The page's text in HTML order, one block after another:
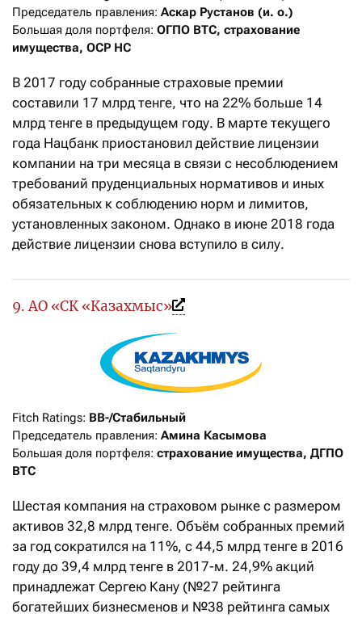
Председатель правления: Аскар Рустанов (и. о.)
Большая доля портфеля: ОГПО ВТС, страхование
имущества, ОСР НС
В 2017 году собранные страховые премии
составили 17 млрд тенге, что на 22% больше 14
млрд тенге в предыдущем году. В марте текущего
года Нацбанк приостановил действие лицензии
компании на три месяца в связи с несоблюдением
требований пруденциальных нормативов и иных
обязательных к соблюдению норм и лимитов,
установленных законом. Однако в июне 2018 года
действие лицензии снова вступило в силу.
9. АО «СК «Казахмыс»
Fitch Ratings: BB-/Стабильный
Председатель правления: Амина Касымова
Большая доля портфеля: страхование имущества, ДГПО
ВТС
Шестая компания на страховом рынке с размером
активов 32,8 млрд тенге. Объём собранных премий
за год сократился на 11%, с 44,5 млрд тенге в 2016
году до 39,4 млрд тенге в 2017-м. 24,9% акций
принадлежат Сергею Кану (№27 рейтинга
богатейших бизнесменов и №38 рейтинга самых